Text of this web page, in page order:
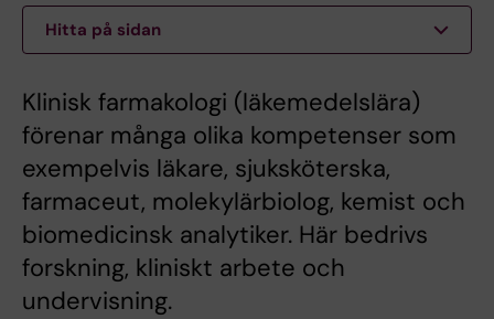
Hitta på sidan
Klinisk farmakologi (läkemedelslära)
förenar många olika kompetenser som
exempelvis läkare, sjuksköterska,
farmaceut, molekylärbiolog, kemist och
biomedicinsk analytiker. Här bedrivs
forskning, kliniskt arbete och
undervisning.